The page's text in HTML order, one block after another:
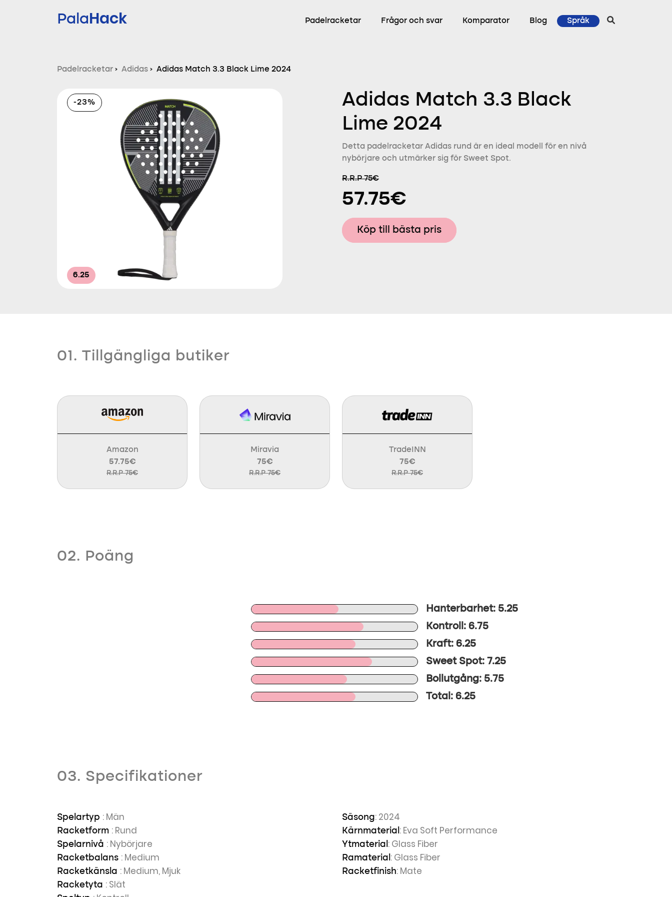
PalaHack Padelracketar Frågor och svar Komparator Blog Språk
Padelracketar › Adidas › Adidas Match 3.3 Black Lime 2024
-23%
6.25
Adidas Match 3.3 Black
Lime 2024
Detta padelracketar Adidas rund är en ideal modell för en nivå
nybörjare och utmärker sig för Sweet Spot.
R.R.P 75€
57.75€
Köp till bästa pris
01. Tillgängliga butiker
Amazon
57.75€
R.R.P 75€
Miravia
75€
R.R.P 75€
TradeINN
75€
R.R.P 75€
02. Poäng
Hanterbarhet: 5.25
Kontroll: 6.75
Kraft: 6.25
Sweet Spot: 7.25
Bollutgång: 5.75
Total: 6.25
03. Specifikationer
Spelartyp : Män
Racketform : Rund
Spelarnivå : Nybörjare
Racketbalans : Medium
Racketkänsla : Medium, Mjuk
Racketyta : Slät
Säsong: 2024
Kärnmaterial : Eva Soft Performance
Ytmaterial : Glass Fiber
Ramaterial : Glass Fiber
Racketfinish: Mate